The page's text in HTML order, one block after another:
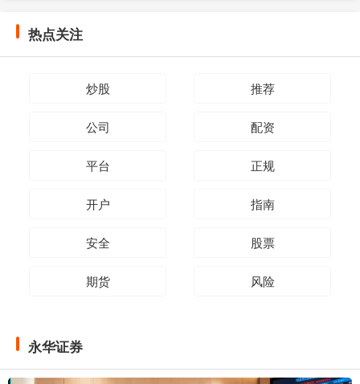
热点关注
炒股 推荐
公司 配资
平台 正规
开户 指南
安全 股票
期货 风险
永华证券